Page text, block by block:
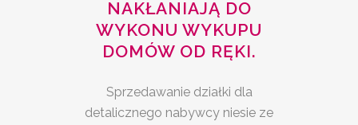
NAKŁANIAJĄ DO
WYKONU WYKUPU
DOMÓW OD RĘKI.
Sprzedawanie działki dla
detalicznego nabywcy niesie ze